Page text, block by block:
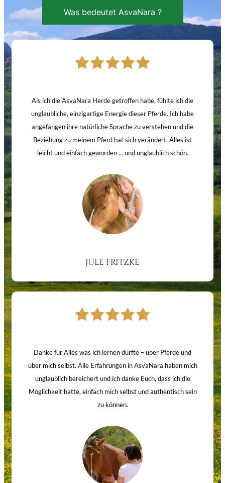
Was bedeutet AsvaNara ?
Als ich die AsvaNara Herde getroffen habe, fühlte ich die
unglaubliche, einzigartige Energie dieser Pferde. Ich habe
angefangen ihre natürliche Sprache zu verstehen und die
Beziehung zu meinem Pferd hat sich verändert, Alles ist
leicht und einfach geworden … und unglaublich schön.
JULE FRITZKE
Danke für Alles was ich lernen durfte – über Pferde und
über mich selbst. Alle Erfahrungen in AsvaNara haben mich
unglaublich bereichert und ich danke Euch, dass ich die
Möglichkeit hatte, einfach mich selbst und authentisch sein
zu können.